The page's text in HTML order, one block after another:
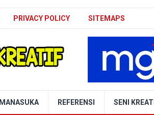
PRIVACY POLICY SITEMAPS
MANASUKA REFERENSI SENI